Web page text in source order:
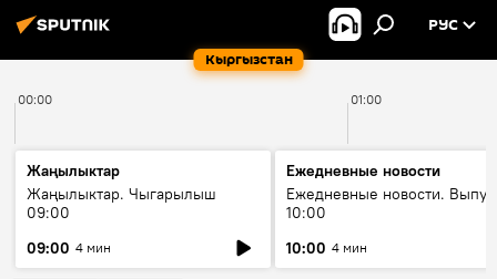
Кыргызстан
РУС
00:00 01:00
Жаңылыктар
Жаңылыктар. Чыгарылыш
09:00
09:00 4 мин
Ежедневные новости
Ежедневные новости.
10:00
10:00 4 мин